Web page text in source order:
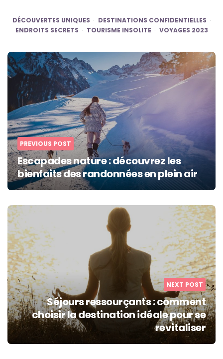
DÉCOUVERTES UNIQUES
DESTINATIONS CONFIDENTIELLES
ENDROITS SECRETS
TOURISME INSOLITE VOYAGES 2023
Post
navigation
PREVIOUS POST
Escapades nature : découvrez les
bienfaits des randonnées en plein air
NEXT POST
Séjours ressourçants : comment
choisir la destination idéale pour se
revitaliser